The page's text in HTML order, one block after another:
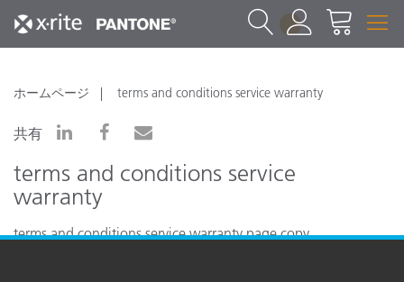
1
ホームページ terms and conditions service warranty
共有
terms and conditions service
warranty
terms and conditions service warranty page copy